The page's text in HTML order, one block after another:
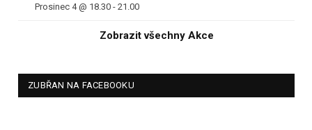
Prosinec 4 @ 18.30 - 21.00
Zobrazit všechny Akce
ZUBŘAN NA FACEBOOKU